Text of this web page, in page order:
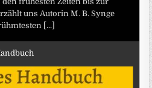
uns Autorin M. B. Synge
[...]